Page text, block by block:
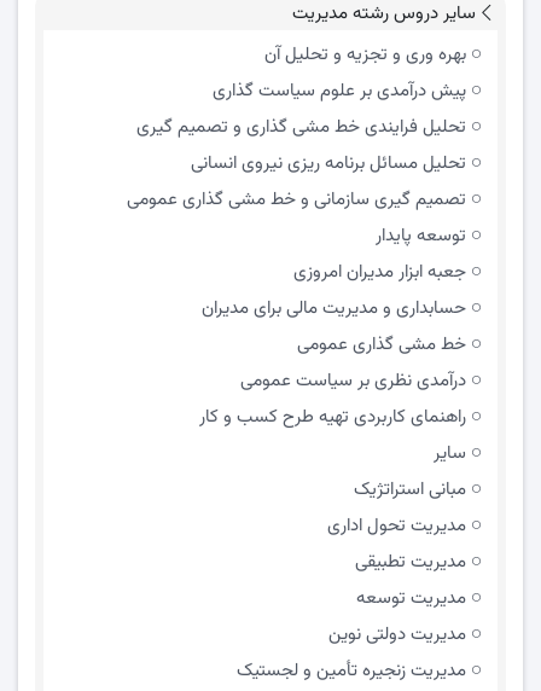
سایر دروس رشته مدیریت
بهره وری و تجزیه و تحلیل آن
پیش درآمدی بر علوم سیاست گذاری
تحلیل فرایندی خط مشی گذاری و تصمیم گیری
تحلیل مسائل برنامه ریزی نیروی انسانی
تصمیم گیری سازمانی و خط مشی گذاری عمومی
توسعه پایدار
جعبه ابزار مدیران امروزی
حسابداری و مدیریت مالی برای مدیران
خط مشی گذاری عمومی
درآمدی نظری بر سیاست عمومی
راهنمای کاربردی تهیه طرح کسب و کار
سایر
مبانی استراتژیک
مدیریت تحول اداری
مدیریت تطبیقی
مدیریت توسعه
مدیریت دولتی نوین
مدیریت زنجیره تأمین و لجستیک